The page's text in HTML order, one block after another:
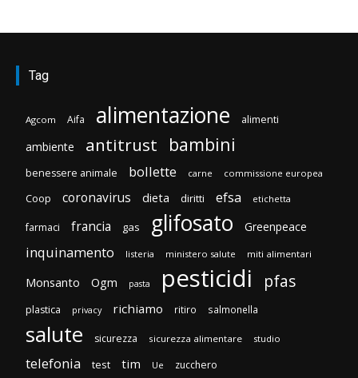
Tag
Agcom Aifa alimentazione alimenti
ambiente antitrust bambini
benessere animale bollette carne commissione europea
Coop coronavirus dieta diritti efsa etichetta
farmaci francia gas glifosato Greenpeace
inquinamento listeria ministero salute miti alimentari
Monsanto Ogm pasta pesticidi pfas
plastica privacy richiamo ritiro salmonella
salute sicurezza sicurezza alimentare studio
telefonia test tim Ue zucchero